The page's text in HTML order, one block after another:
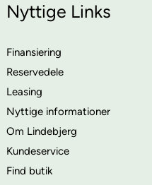
Nyttige Links
Finansiering
Reservedele
Leasing
Nyttige informationer
Om Lindebjerg
Kundeservice
Find butik